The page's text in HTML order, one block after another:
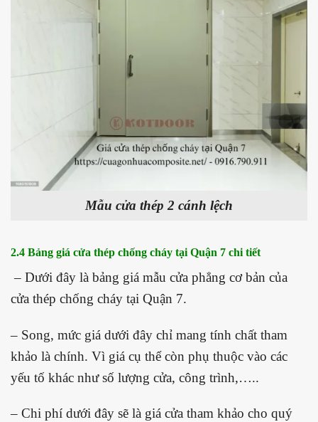
Mẫu cửa thép 2 cánh lệch
2.4 Bảng giá cửa thép chống cháy tại Quận 7 chi tiết
– Dưới đây là bảng giá mẫu cửa phẳng cơ bản của
cửa thép chống cháy tại Quận 7.
– Song, mức giá dưới đây chỉ mang tính chất tham
khảo là chính. Vì giá cụ thể còn phụ thuộc vào các
yếu tố khác như số lượng cửa, công trình,…..
– Chi phí dưới đây sẽ là giá cửa tham khảo cho quý